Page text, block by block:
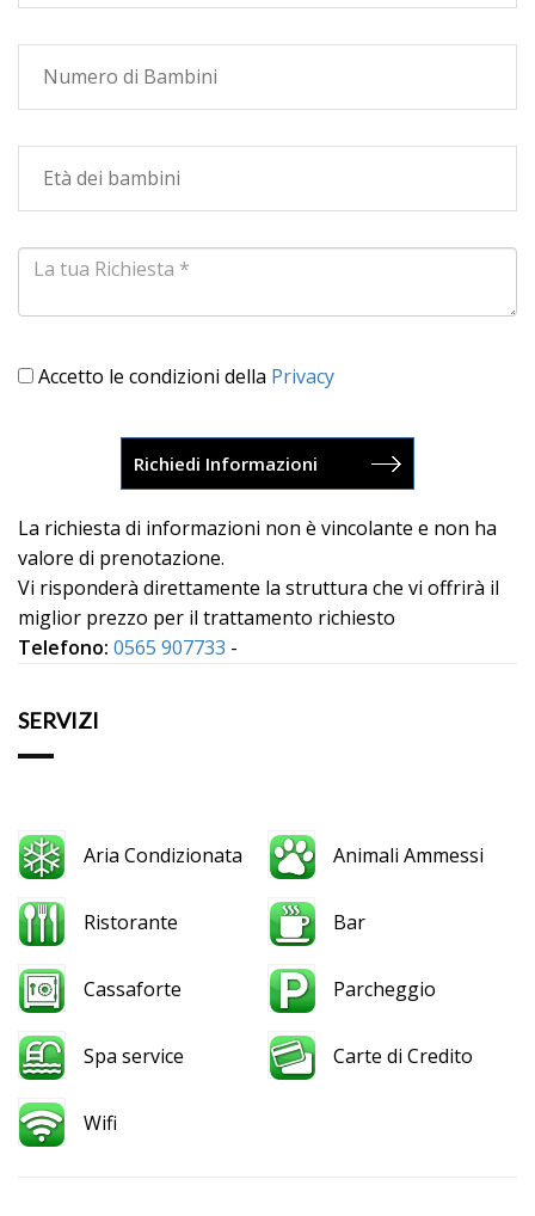
Accetto le condizioni della Privacy
La richiesta di informazioni non è vincolante e non ha
valore di prenotazione.
Vi risponderà direttamente la struttura che vi offrirà il
miglior prezzo per il trattamento richiesto
Telefono: 0565 907733 -
SERVIZI
Aria Condizionata Animali Ammessi
Ristorante Bar
Cassaforte Parcheggio
Spa service Carte di Credito
Wifi